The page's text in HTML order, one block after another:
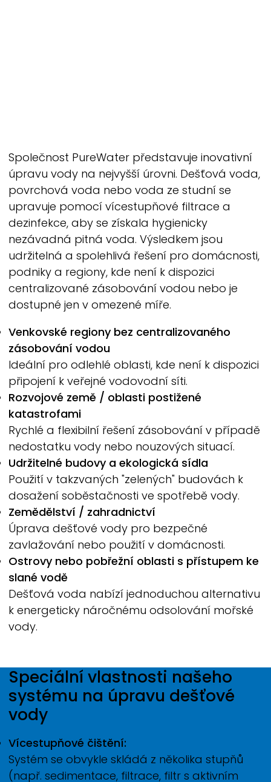
Společnost PureWater představuje inovativní
úpravu vody na nejvyšší úrovni. Dešťová voda,
povrchová voda nebo voda ze studní se
upravuje pomocí vícestupňové filtrace a
dezinfekce, aby se získala hygienicky
nezávadná pitná voda. Výsledkem jsou
udržitelná a spolehlivá řešení pro domácnosti,
podniky a regiony, kde není k dispozici
centralizované zásobování vodou nebo je
dostupné jen v omezené míře.
Venkovské regiony bez centralizovaného
zásobování vodou
Ideální pro odlehlé oblasti, kde není k dispozici
připojení k veřejné vodovodní síti.
Rozvojové země / oblasti postižené
katastrofami
Rychlé a flexibilní řešení zásobování v případě
nedostatku vody nebo nouzových situací.
Udržitelné budovy a ekologická sídla
Použití v takzvaných "zelených" budovách k
dosažení soběstačnosti ve spotřebě vody.
Zemědělství / zahradnictví
Úprava dešťové vody pro bezpečné
zavlažování nebo použití v domácnosti.
Ostrovy nebo pobřežní oblasti s přístupem ke
slané vodě
Dešťová voda nabízí jednoduchou alternativu
k energeticky náročnému odsolování mořské
vody.
Speciální vlastnosti našeho
systému na úpravu dešťové
vody
Vícestupňové čištění:
Systém se obvykle skládá z několika stupňů
(např. sedimentace, filtrace, filtr s aktivním